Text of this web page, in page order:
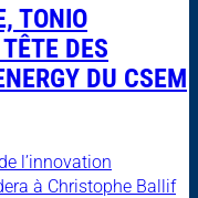
TONIO
DES
DU CSEM
l’innovation
à Christophe Ballif